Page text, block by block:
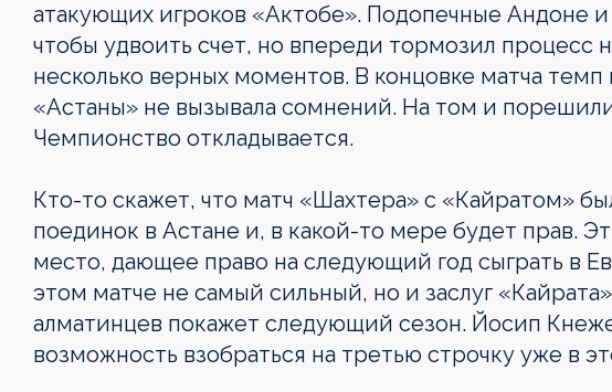
атакующих игроков «Актобе». Подопечные Андоне
чтобы удвоить счет, но впереди тормозил процесс
несколько верных моментов. В концовке матча
«Астаны» не вызывала сомнений. На том и
Чемпионство откладывается.
Кто-то скажет, что матч «Шахтера» с «Кайратом»
поединок в Астане и, в какой-то мере будет прав.
место, дающее право на следующий год сыграть в
этом матче не самый сильный, но и заслуг
алматинцев покажет следующий сезон. Йосип
возможность взобраться на третью строчку уже в